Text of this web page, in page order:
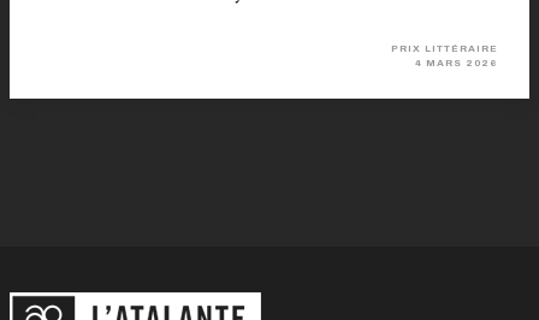
PRIX LITTÉRAIRE
4 MARS 2026